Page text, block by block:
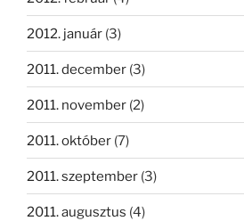
2012. január (3)
2011. december (3)
2011. november (2)
2011. október (7)
2011. szeptember (3)
2011. augusztus (4)